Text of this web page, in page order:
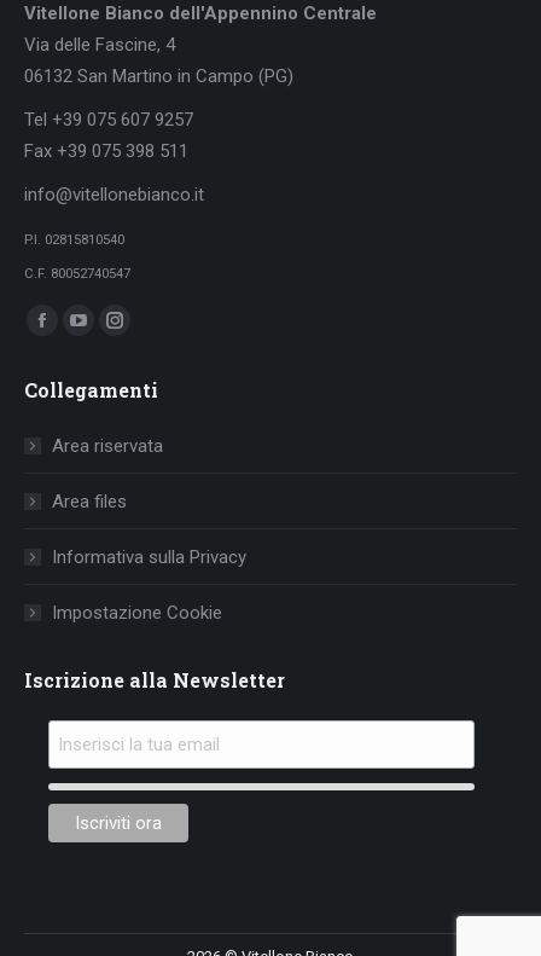
Vitellone Bianco dell'Appennino Centrale
Via delle Fascine, 4
06132 San Martino in Campo (PG)
Tel +39 075 607 9257
Fax +39 075 398 511
info@vitellonebianco.it
P.I. 02815810540
C.F. 80052740547
Ci puoi trovare su:
Facebook
opens
window
YouTube
opens
window
Instagram
opens
Collegamenti
Area riservata
Area files
Informativa sulla Privacy
Impostazione Cookie
Iscrizione alla Newsletter